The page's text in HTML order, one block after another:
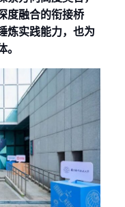
度融合的衔接桥
炼实践能力，也为